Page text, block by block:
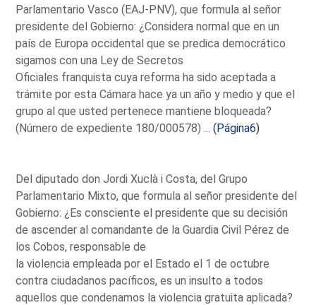
Parlamentario Vasco (EAJ-PNV), que formula al señor
presidente del Gobierno: ¿Considera normal que en un
país de Europa occidental que se predica democrático
sigamos con una Ley de Secretos
Oficiales franquista cuya reforma ha sido aceptada a
trámite por esta Cámara hace ya un año y medio y que el
grupo al que usted pertenece mantiene bloqueada?
(Número de expediente 180/000578) ...(Página6)
Del diputado don Jordi Xuclà i Costa, del Grupo
Parlamentario Mixto, que formula al señor presidente del
Gobierno: ¿Es consciente el presidente que su decisión
de ascender al comandante de la Guardia Civil Pérez de
los Cobos, responsable de
la violencia empleada por el Estado el 1 de octubre
contra ciudadanos pacíficos, es un insulto a todos
aquellos que condenamos la violencia gratuita aplicada?